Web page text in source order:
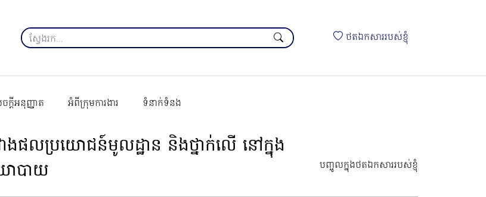
ថតឯកសាររបស់ខ្ញុំ
ក្ដីអនុញ្ញាត អំពីក្រុមការងារ ទំនាក់ទំនង
ាងផលប្រយោជន៍មូលដ្ឋាន និងថ្នាក់លើ នៅក្នុង
បាយ
បញ្ចូលក្នុងថតឯកសាររបស់ខ្ញុំ